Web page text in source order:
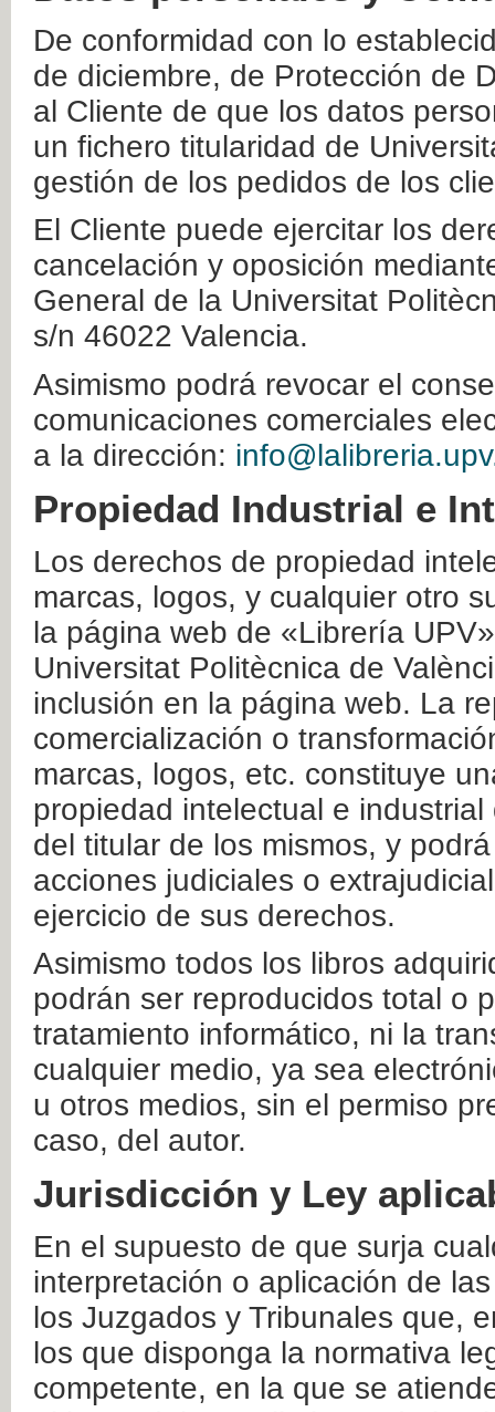
De conformidad con lo
de diciembre, de Protección de
al Cliente de que los datos
un fichero titularidad de
gestión de los pedidos de los
El Cliente puede ejercitar los
cancelación y oposición
General de la Universitat
s/n 46022 Valencia.
Asimismo podrá revocar el
comunicaciones comerciales
a la dirección:
Propiedad Industrial e
Los derechos de propiedad
marcas, logos, y cualquier otro
la página web de «Librería
Universitat Politècnica de
inclusión en la página web. La
comercialización o
marcas, logos, etc. constituye
propiedad intelectual e
del titular de los mismos, y
acciones judiciales o
ejercicio de sus derechos.
Asimismo todos los libros
podrán ser reproducidos total o
tratamiento informático, ni la
cualquier medio, ya sea
u otros medios, sin el permiso
caso, del autor.
Jurisdicción y Ley
En el supuesto de que surja
interpretación o aplicación de
los Juzgados y Tribunales que,
los que disponga la normativa
competente, en la que se